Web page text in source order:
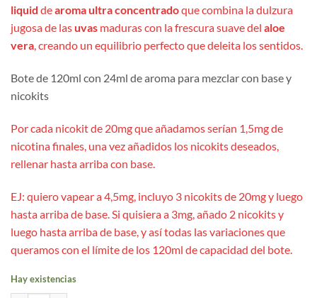
liquid dearoma ultra concentradoque combina la dulzura
jugosa de las uvas maduras con la frescura suave del aloe
vera, creando un equilibrio perfecto que deleita los sentidos.
Bote de 120ml con 24ml de aroma para mezclar con base y
nicokits
Por cada nicokit de 20mg que añadamos serían 1,5mg de
nicotina finales, una vez añadidos los nicokits deseados,
rellenar hasta arriba con base.
EJ: quiero vapear a 4,5mg, incluyo 3 nicokits de 20mg y luego
hasta arriba de base. Si quisiera a 3mg, añado 2 nicokits y
luego hasta arriba de base, y así todas las variaciones que
queramos con el límite de los 120ml de capacidad del bote.
Hay existencias